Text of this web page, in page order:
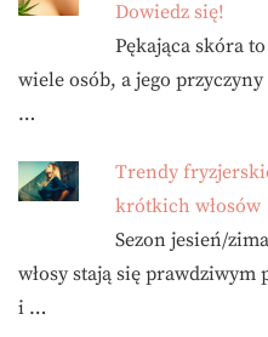
Dowiedz się!
Pękająca skóra
wiele osób, a jego
…
Trendy
krótkich włosów
Sezon jesień/
włosy stają się
i …